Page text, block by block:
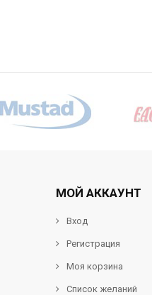
МОЙ АККАУНТ
Вход
Регистрация
Моя корзина
Список желаний